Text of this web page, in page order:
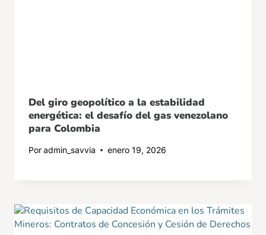
Del giro geopolítico a la estabilidad
energética: el desafío del gas venezolano
para Colombia
Poradmin_savvia enero 19, 2026